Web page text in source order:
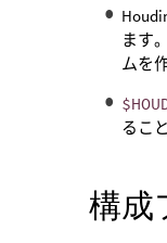
ます
ムを
るこ
構成